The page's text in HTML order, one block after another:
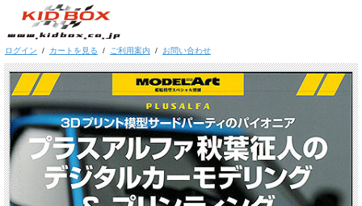
ログイン / カートを見る / ご利用案内 / お問い合わせ